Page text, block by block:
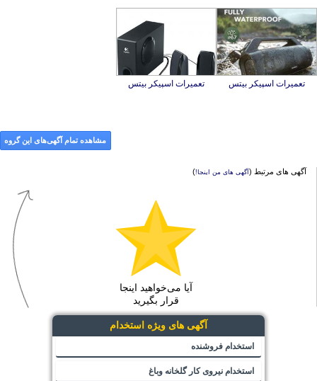
تعمیرات اسپیکر بیتس تعمیرات اسپیکر بیتس
مشاهده تمام آگهی‌های این گروه
آگهی های مرتبط (آگهی های من اینجا!)
آیا می‌خواهید اینجا
قرار بگیرید
آگهی های ویژه استخدام
استخدام فروشنده
استخدام نیروی کار گلخانه وباغ